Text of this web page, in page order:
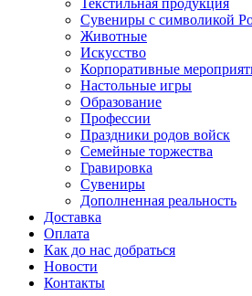
Текстильная продукция
Сувениры с символикой
Животные
Искусство
Корпоративные
Настольные игры
Образование
Профессии
Праздники родов войск
Семейные торжества
Гравировка
Сувениры
Дополненная реальность
Доставка
Оплата
Как до нас добраться
Новости
Контакты